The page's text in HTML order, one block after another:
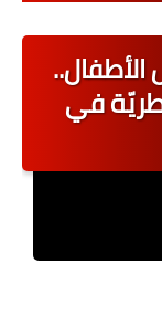
الخاص
الأطفال..
في